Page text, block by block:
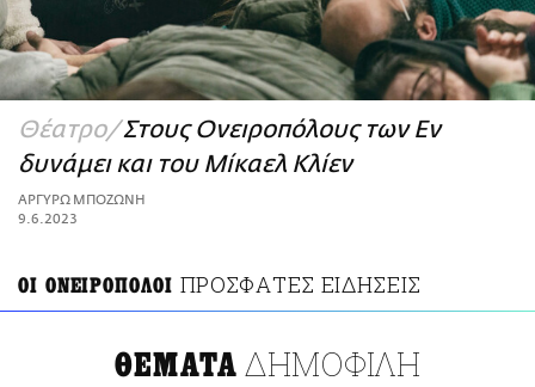
CITY GUIDE
ΑΜΠΑ
PRINT
Θέατρο Στους Ονειροπόλους των Εν
δυνάμει και του Μίκαελ Κλίεν
ΑΡΓΥΡΩ ΜΠΟΖΩΝΗ
9.6.2023
ΟΙ ΟΝΕΙΡΟΠΟΛΟΙ ΠΡΟΣΦΑΤΕΣ ΕΙΔΗΣΕΙΣ
ΘΕΜΑΤΑ ΔΗΜΟΦΙΛΗ